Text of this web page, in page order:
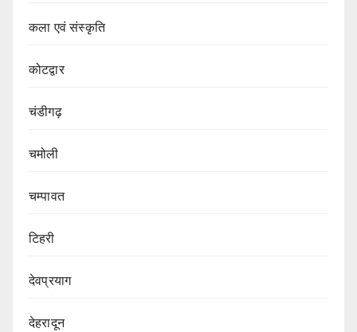
कला एवं संस्कृति
कोटद्वार
चंडीगढ़
चमोली
चम्पावत
टिहरी
देवप्रयाग
देहरादून